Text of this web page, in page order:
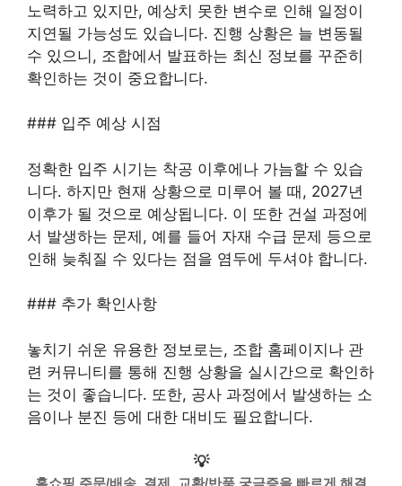
노력하고 있지만, 예상치 못한 변수로 인해 일정이
지연될 가능성도 있습니다. 진행 상황은 늘 변동될
수 있으니, 조합에서 발표하는 최신 정보를 꾸준히
확인하는 것이 중요합니다.
### 입주 예상 시점
정확한 입주 시기는 착공 이후에나 가늠할 수 있습
니다. 하지만 현재 상황으로 미루어 볼 때, 2027년
이후가 될 것으로 예상됩니다. 이 또한 건설 과정에
서 발생하는 문제, 예를 들어 자재 수급 문제 등으로
인해 늦춰질 수 있다는 점을 염두에 두셔야 합니다.
### 추가 확인사항
놓치기 쉬운 유용한 정보로는, 조합 홈페이지나 관
련 커뮤니티를 통해 진행 상황을 실시간으로 확인하
는 것이 좋습니다. 또한, 공사 과정에서 발생하는 소
음이나 분진 등에 대한 대비도 필요합니다.
💡
홈쇼핑 주문/배송, 결제, 교환/반품 궁금증을 빠르게 해결